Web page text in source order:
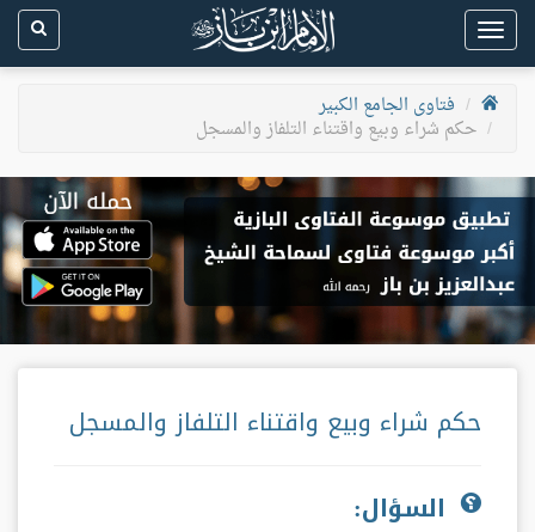
Toggle
navigation
فتاوى الجامع الكبير
حكم شراء وبيع واقتناء التلفاز والمسجل
حكم شراء وبيع واقتناء التلفاز والمسجل
السؤال: